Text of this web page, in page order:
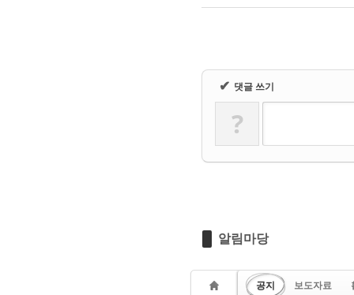
✔ 댓글 쓰기
?
알림마당
공지 보도자료